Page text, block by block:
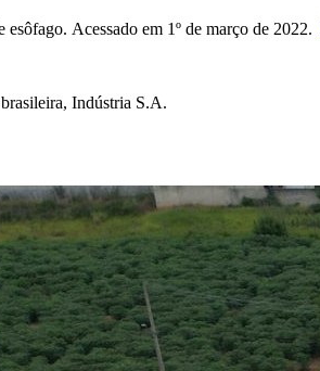
Acessado em 1º de março de 2022.
Indústria S.A.